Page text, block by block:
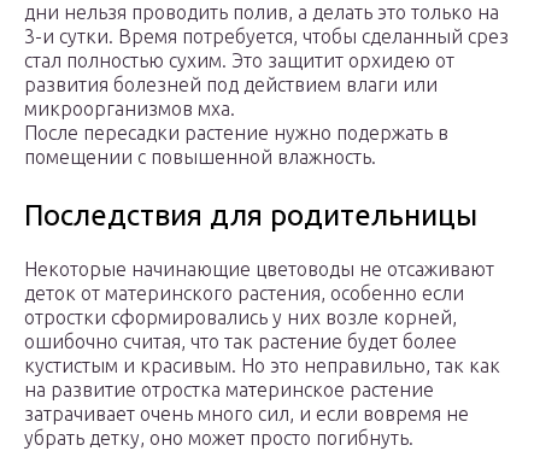
дни нельзя проводить полив, а делать это только на
3-и сутки. Время потребуется, чтобы сделанный срез
стал полностью сухим. Это защитит орхидею от
развития болезней под действием влаги или
микроорганизмов мха.
После пересадки растение нужно подержать в
помещении с повышенной влажность.
Последствия для родительницы
Некоторые начинающие цветоводы не отсаживают
деток от материнского растения, особенно если
отростки сформировались у них возле корней,
ошибочно считая, что так растение будет более
кустистым и красивым. Но это неправильно, так как
на развитие отростка материнское растение
затрачивает очень много сил, и если вовремя не
убрать детку, оно может просто погибнуть.